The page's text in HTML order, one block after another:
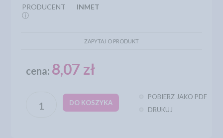
PRODUCENT
ⓘ
INMET
ZAPYTAJ O PRODUKT
cena: 8,07 zł
DO KOSZYKA
POBIERZ JAKO PDF
DRUKUJ